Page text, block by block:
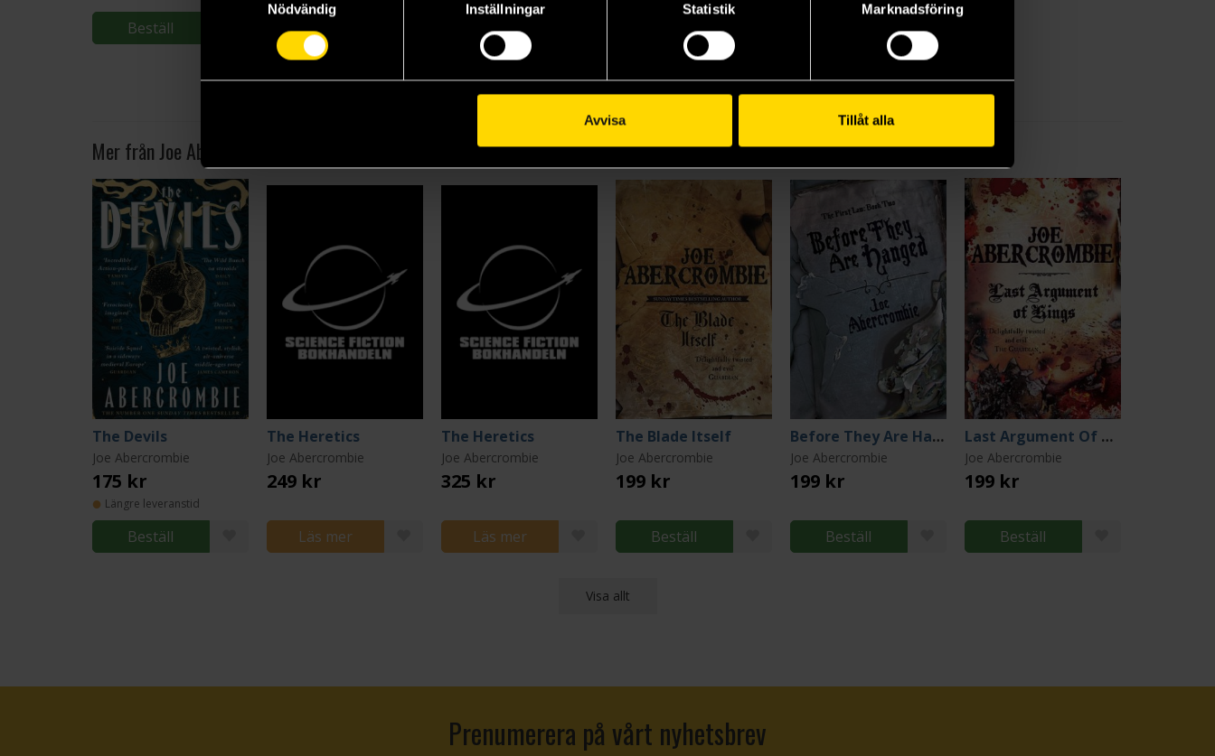
Nödvändig
Inställningar Statistik Marknadsföring
Avvisa Tillåt alla
Beställ Beställ
Visa alla delar och format
Mer från Joe Abercrombie
The Devils
Joe Abercrombie
175 kr
Längre leveranstid
Beställ
The Heretics
Joe Abercrombie
249 kr
Läs mer
The Heretics
Joe Abercrombie
325 kr
Läs mer
The Blade Itself
Joe Abercrombie
199 kr
Beställ
Before They Are Hanged
Joe Abercrombie
199 kr
Beställ
Last Argument Of Kings
Joe Abercrombie
199 kr
Beställ
Visa allt
Prenumerera på vårt nyhetsbrev